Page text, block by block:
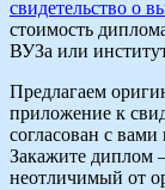
свидетельство о
стоимость
ВУЗа или
Предлагаем
приложение к
согласован с вами
Закажите диплом
неотличимый от